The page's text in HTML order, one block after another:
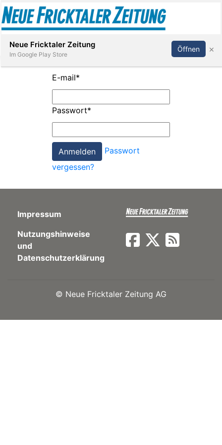
Paper
App
Abonnieren Anmelden
E-mail*
Passwort*
Passwort
vergessen?
Impressum
Nutzungshinweise
und
Datenschutzerklärung
© Neue Fricktaler Zeitung AG
Neue Fricktaler Zeitung
Im Google Play Store
Öffnen ×